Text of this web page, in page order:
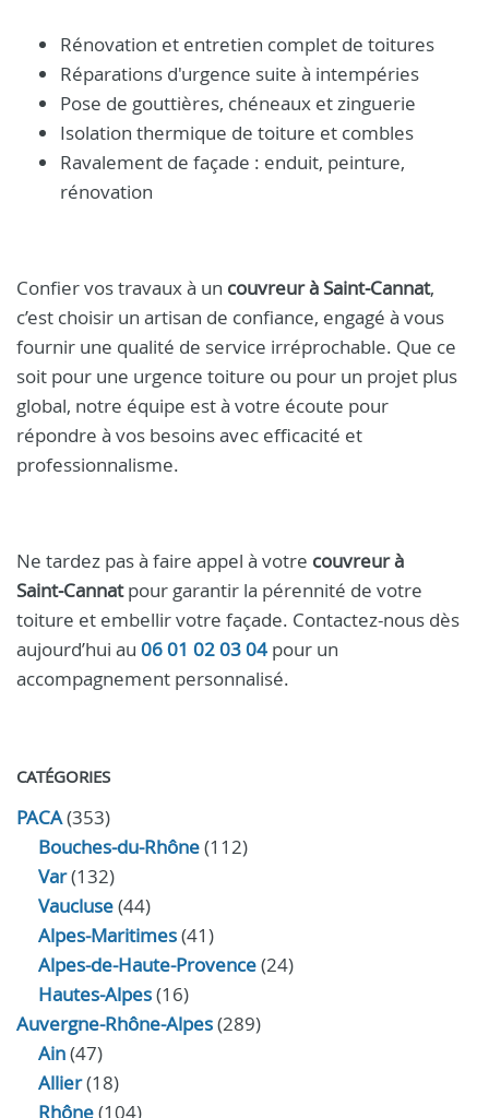
Rénovation et entretien complet de toitures
Réparations d'urgence suite à intempéries
Pose de gouttières, chéneaux et zinguerie
Isolation thermique de toiture et combles
Ravalement de façade : enduit, peinture,
rénovation
Confier vos travaux à un couvreur à Saint‑Cannat,
c’est choisir un artisan de confiance, engagé à vous
fournir une qualité de service irréprochable. Que ce
soit pour une urgence toiture ou pour un projet plus
global, notre équipe est à votre écoute pour
répondre à vos besoins avec efficacité et
professionnalisme.
Ne tardez pas à faire appel à votre couvreur à
Saint‑Cannatpour garantir la pérennité de votre
toiture et embellir votre façade. Contactez-nous dès
aujourd’hui au 06 01 02 03 04 pour un
accompagnement personnalisé.
CATÉGORIES
PACA(353)
Bouches-du-Rhône(112)
Var(132)
Vaucluse(44)
Alpes-Maritimes(41)
Alpes-de-Haute-Provence(24)
Hautes-Alpes(16)
Auvergne-Rhône-Alpes(289)
Ain(47)
Allier(18)
Rhône(104)